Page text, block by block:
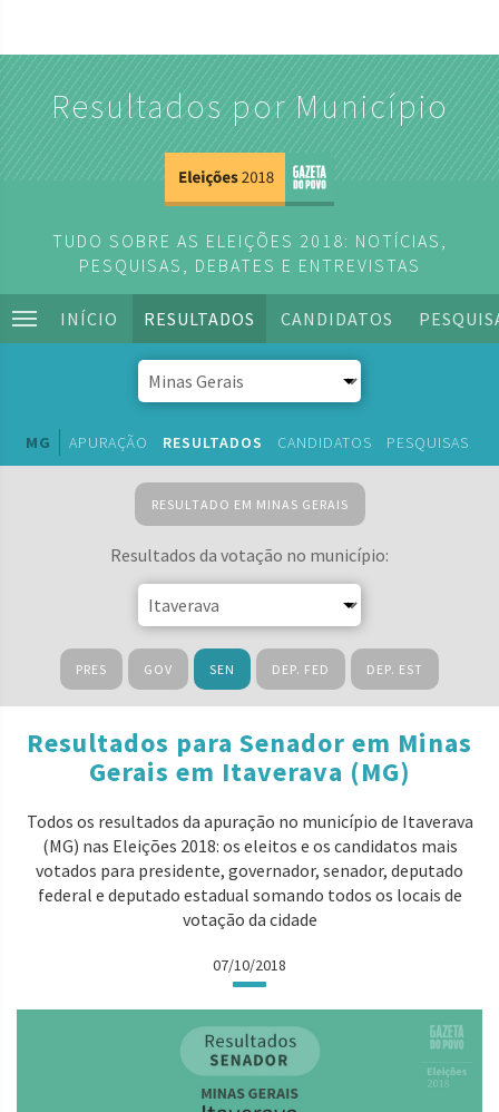
Resultados por Município
TUDO SOBRE AS ELEIÇÕES 2018: NOTÍCIAS,
PESQUISAS, DEBATES E ENTREVISTAS
INÍCIO RESULTADOS CANDIDATOS
MG APURAÇÃO RESULTADOS CANDIDATOS PESQUISAS
RESULTADO EM MINAS GERAIS
Resultados da votação no município:
PRES GOV SEN DEP. FED DEP. EST
Resultados para Senador em Minas
Gerais em Itaverava (MG)
Todos os resultados da apuração no município de Itaverava
(MG) nas Eleições 2018: os eleitos e os candidatos mais
votados para presidente, governador, senador, deputado
federal e deputado estadual somando todos os locais de
votação da cidade
07/10/2018